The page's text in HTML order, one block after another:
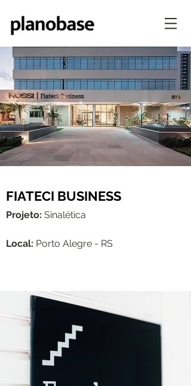
FIATECI BUSINESS
Projeto: Sinalética
Local: Porto Alegre - RS